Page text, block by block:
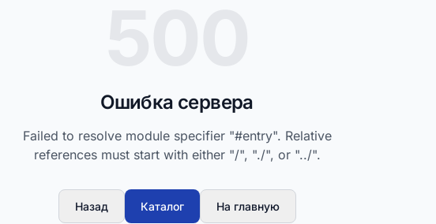
Ошибка сервера
Failed to resolve module specifier "#entry". Relative
references must start with either "/", "./", or "../".
Назад Каталог На главную